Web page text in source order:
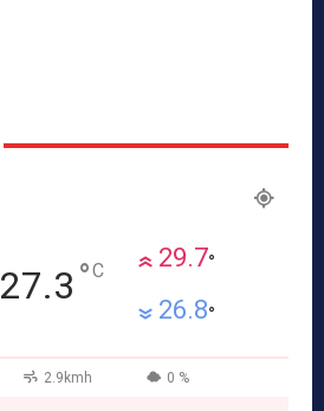
27.3 °C 29.7°
26.8°
2.9kmh 0 %